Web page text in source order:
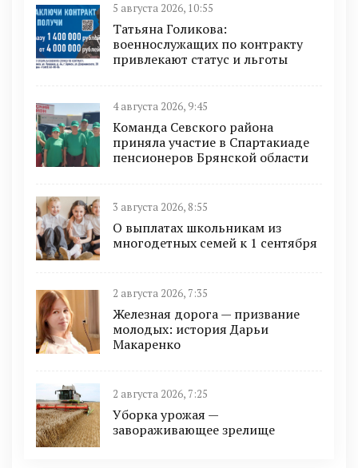
5 августа 2026, 10:55
Татьяна Голикова:
военнослужащих по контракту
привлекают статус и льготы
4 августа 2026, 9:45
Команда Севского района
приняла участие в Спартакиаде
пенсионеров Брянской области
3 августа 2026, 8:55
О выплатах школьникам из
многодетных семей к 1 сентября
2 августа 2026, 7:35
Железная дорога — призвание
молодых: история Дарьи
Макаренко
2 августа 2026, 7:25
Уборка урожая —
завораживающее зрелище